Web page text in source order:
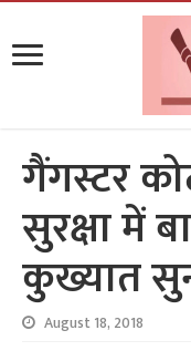
गैंगस्टर
सुरक्षा में
कुख्यात
August 18, 2018